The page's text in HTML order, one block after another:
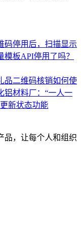
码停用后，扫描显示
模板API停用了吗？
品二维码核销如何使
铝材料厂：“一人一
新状态功能
品，让每个人和组织